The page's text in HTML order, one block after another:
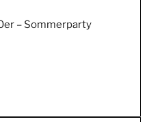
– Sommerparty